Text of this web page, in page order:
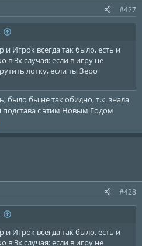
#427
Игрок всегда так было, есть и
в 3х случая: если в игру не
лотку, если ты Зеро
было бы не так обидно, т.к. знала
подстава с этим Новым Годом
#428
Игрок всегда так было, есть и
в 3х случая: если в игру не